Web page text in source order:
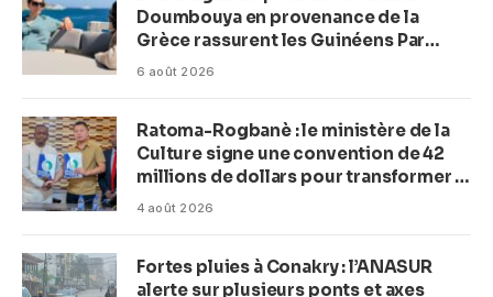
Doumbouya en provenance de la
Grèce rassurent les Guinéens Par
(Macka Baldé)
6 août 2026
Ratoma-Rogbanè : le ministère de la
Culture signe une convention de 42
millions de dollars pour transformer la
plage en complexe balnéaire
4 août 2026
Fortes pluies à Conakry : l’ANASUR
alerte sur plusieurs ponts et axes